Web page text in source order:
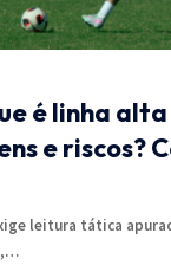
é linha
e riscos?
leitura tática